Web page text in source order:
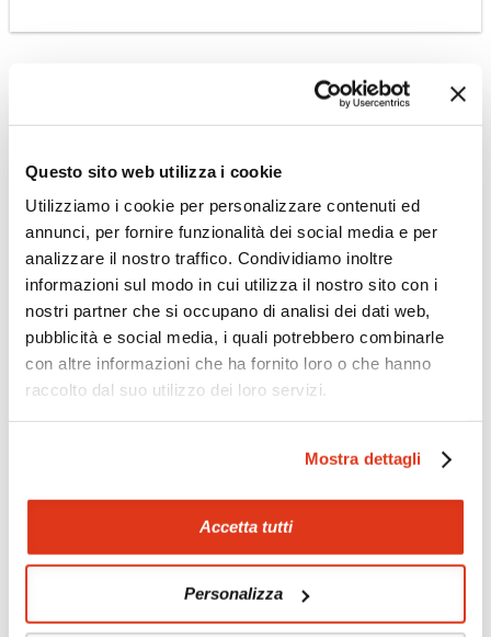
Questo sito web utilizza i cookie
Utilizziamo i cookie per personalizzare contenuti ed
annunci, per fornire funzionalità dei social media e per
analizzare il nostro traffico. Condividiamo inoltre
informazioni sul modo in cui utilizza il nostro sito con i
nostri partner che si occupano di analisi dei dati web,
pubblicità e social media, i quali potrebbero combinarle
con altre informazioni che ha fornito loro o che hanno
raccolto dal suo utilizzo dei loro servizi.
Mostra dettagli
Accetta tutti
Personalizza
LUSSUOSO RESORT VIRTUOSO
Scopri l'Hotel »